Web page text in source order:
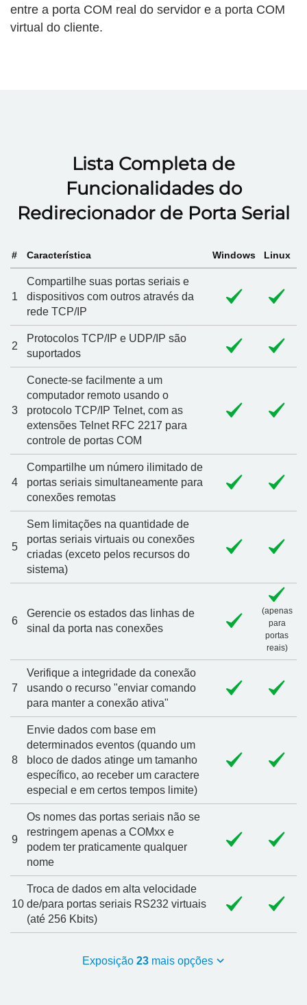
entre a porta COM real do servidor e a porta COM
virtual do cliente.
Lista Completa de
Funcionalidades do
Redirecionador de Porta Serial
# Característica Windows Linux
1
Compartilhe suas portas seriais e
dispositivos com outros através da
rede TCP/IP
2
Protocolos TCP/IP e UDP/IP são
suportados
3
Conecte-se facilmente a um
computador remoto usando o
protocolo TCP/IP Telnet, com as
extensões Telnet RFC 2217 para
controle de portas COM
4
Compartilhe um número ilimitado de
portas seriais simultaneamente para
conexões remotas
5
Sem limitações na quantidade de
portas seriais virtuais ou conexões
criadas (exceto pelos recursos do
sistema)
6
Gerencie os estados das linhas de
sinal da porta nas conexões
(apenas
para
portas
reais)
7
Verifique a integridade da conexão
usando o recurso "enviar comando
para manter a conexão ativa"
8
Envie dados com base em
determinados eventos (quando um
bloco de dados atinge um tamanho
específico, ao receber um caractere
especial e em certos tempos limite)
9
Os nomes das portas seriais não se
restringem apenas a COMxx e
podem ter praticamente qualquer
nome
10
Troca de dados em alta velocidade
de/para portas seriais RS232 virtuais
(até 256 Kbits)
Exposição 23 mais opções